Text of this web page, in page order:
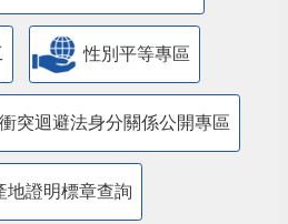
性別平等專區
突迴避法身分關係公開專區
地證明標章查詢